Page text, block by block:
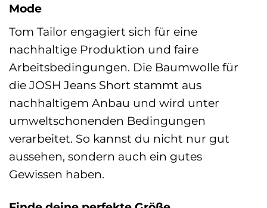
Mode
Tom Tailor engagiert sich für eine
nachhaltige Produktion und faire
Arbeitsbedingungen. Die Baumwolle für
die JOSH Jeans Short stammt aus
nachhaltigem Anbau und wird unter
umweltschonenden Bedingungen
verarbeitet. So kannst du nicht nur gut
aussehen, sondern auch ein gutes
Gewissen haben.